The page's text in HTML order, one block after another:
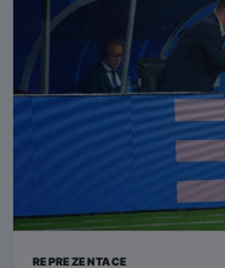
REPREZENTACE